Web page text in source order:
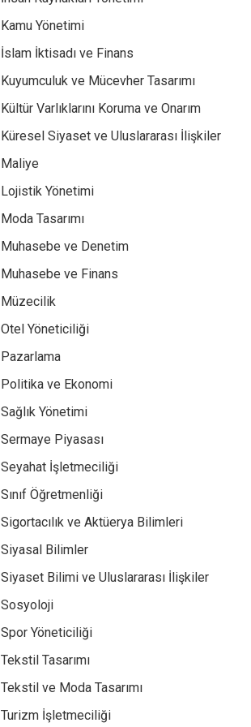
Kamu Yönetimi
İslam İktisadı ve Finans
Kuyumculuk ve Mücevher Tasarımı
Kültür Varlıklarını Koruma ve Onarım
Küresel Siyaset ve Uluslararası İlişkiler
Maliye
Lojistik Yönetimi
Moda Tasarımı
Muhasebe ve Denetim
Muhasebe ve Finans
Müzecilik
Otel Yöneticiliği
Pazarlama
Politika ve Ekonomi
Sağlık Yönetimi
Sermaye Piyasası
Seyahat İşletmeciliği
Sınıf Öğretmenliği
Sigortacılık ve Aktüerya Bilimleri
Siyasal Bilimler
Siyaset Bilimi ve Uluslararası İlişkiler
Sosyoloji
Spor Yöneticiliği
Tekstil Tasarımı
Tekstil ve Moda Tasarımı
Turizm İşletmeciliği